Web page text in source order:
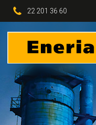
22 201 36 60